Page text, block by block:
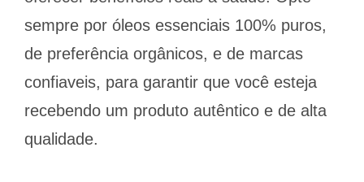
sempre por óleos essenciais 100% puros,
de preferência orgânicos, e de marcas
confiaveis, para garantir que você esteja
recebendo um produto autêntico e de alta
qualidade.